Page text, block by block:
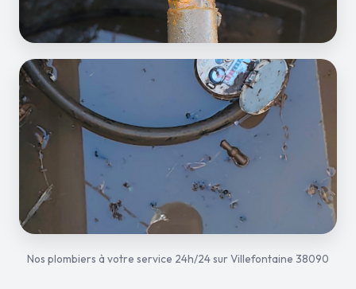
Nos plombiers à votre service 24h/24 sur Villefontaine 38090